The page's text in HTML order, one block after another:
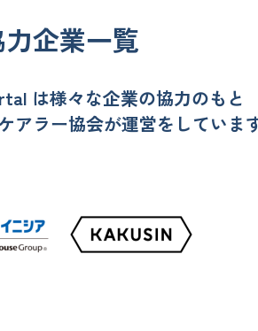
企業一覧
は様々な企業の協力のもと
アラー協会が運営をしていま